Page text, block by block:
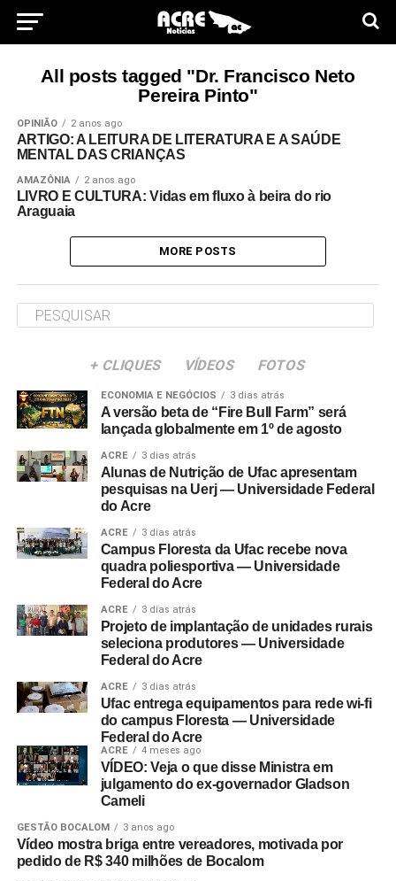
All posts tagged "Dr. Francisco Neto
Pereira Pinto"
OPINIÃO 2 anos ago
ARTIGO: A LEITURA DE LITERATURA E A SAÚDE
MENTAL DAS CRIANÇAS
AMAZÔNIA 2 anos ago
LIVRO E CULTURA: Vidas em fluxo à beira do rio
Araguaia
MORE POSTS
+ CLIQUES VÍDEOS FOTOS
ECONOMIA E NEGÓCIOS 3 dias atrás
A versão beta de “Fire Bull Farm” será
lançada globalmente em 1º de agosto
ACRE 3 dias atrás
Alunas de Nutrição de Ufac apresentam
pesquisas na Uerj — Universidade Federal
do Acre
ACRE 3 dias atrás
Campus Floresta da Ufac recebe nova
quadra poliesportiva — Universidade
Federal do Acre
ACRE 3 dias atrás
Projeto de implantação de unidades rurais
seleciona produtores — Universidade
Federal do Acre
ACRE 3 dias atrás
Ufac entrega equipamentos para rede wi-fi
do campus Floresta — Universidade
Federal do Acre
ACRE 4 meses ago
VÍDEO: Veja o que disse Ministra em
julgamento do ex-governador Gladson
Cameli
GESTÃO BOCALOM 3 anos ago
Vídeo mostra briga entre vereadores, motivada por
pedido de R$ 340 milhões de Bocalom